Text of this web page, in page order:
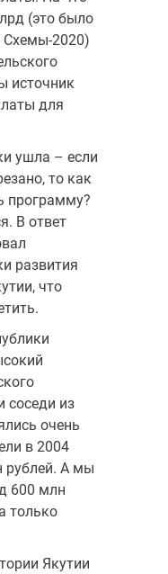
(это было
Схемы-2020)
источник
для
ушла – если
то как
программу?
В ответ
развития
что
соседи из
очень
в 2004
рублей. А мы
600 млн
только
Якутии